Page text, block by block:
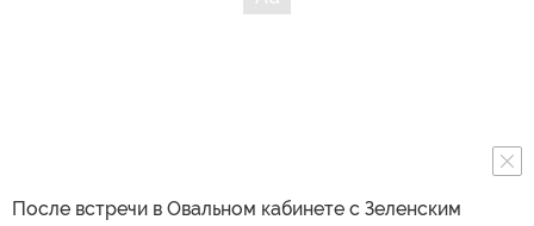
После встречи в Овальном кабинете с Зеленским